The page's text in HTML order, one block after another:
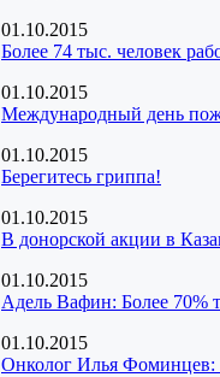
01.10.2015
Более 74 тыс. человек
01.10.2015
Международный день
01.10.2015
Берегитесь гриппа!
01.10.2015
В донорской акции в
01.10.2015
Адель Вафин: Более 70%
01.10.2015
Онколог Илья Фоминцев: